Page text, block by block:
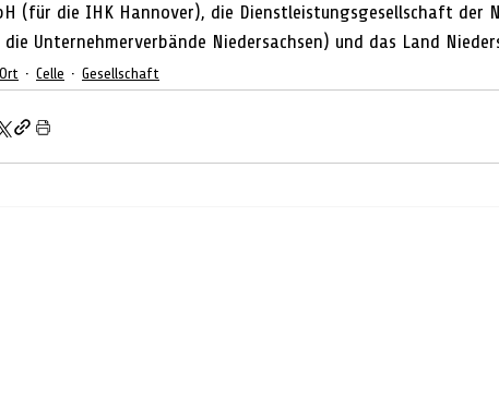
(für die IHK Hannover), die Dienstleistungsgesellschaft der
Unternehmerverbände Niedersachsen) und das Land
Celle Gesellschaft